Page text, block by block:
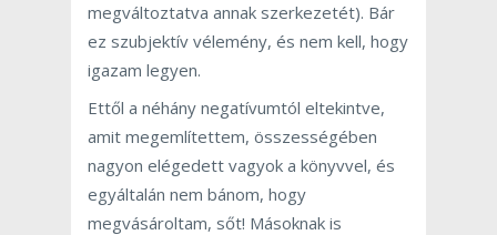
megváltoztatva annak szerkezetét). Bár
ez szubjektív vélemény, és nem kell, hogy
igazam legyen.
Ettől a néhány negatívumtól eltekintve,
amit megemlítettem, összességében
nagyon elégedett vagyok a könyvvel, és
egyáltalán nem bánom, hogy
megvásároltam, sőt! Másoknak is